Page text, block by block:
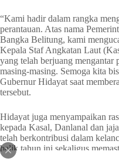
“Kami hadir dalam rangka
perantauan. Atas nama
Bangka Belitung, kami
Kepala Staf Angkatan Laut
yang telah berjuang mengantar
masing-masing. Semoga kita
Gubernur Hidayat saat
tersebut.
Hidayat juga menyampaikan
kepada Kasal, Danlanal dan
telah berkontribusi dalam
balik tahun ini sekaligus
keselamatan masyarakat yang